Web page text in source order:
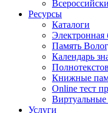
Ресурсы
Каталоги
Электронная
Память
Календарь
Книжные
Online тест
Виртуальные
Услуги